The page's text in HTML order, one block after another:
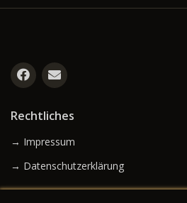
Rechtliches
→ Impressum
→ Datenschutzerklärung